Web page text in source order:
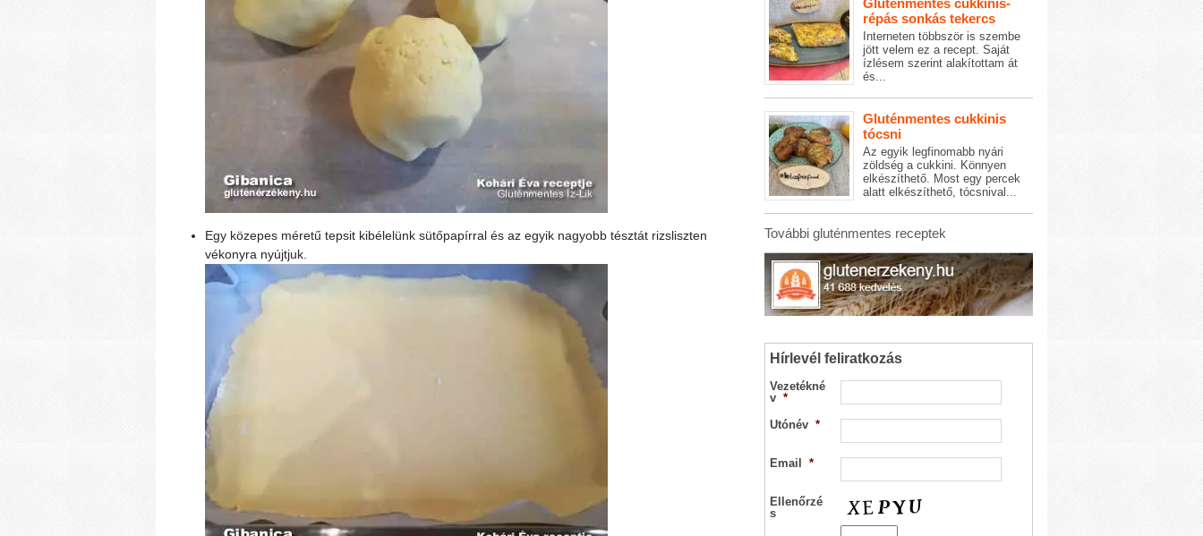
Egy közepes méretű tepsit kibélelünk sütőpapírral és az egyik nagyobb tésztát rizsliszten
vékonyra nyújtjuk.
Gluténmentes cukkinis-
répás sonkás tekercs
Interneten többször is szembe
jött velem ez a recept. Saját
ízlésem szerint alakítottam át
és...
Gluténmentes cukkinis
tócsni
Az egyik legfinomabb nyári
zöldség a cukkini. Könnyen
elkészíthető. Most egy percek
alatt elkészíthető, tócsnival...
További gluténmentes receptek
Hírlevél feliratkozás
Vezetékné
v *
Utónév *
Email *
Ellenőrzé
s